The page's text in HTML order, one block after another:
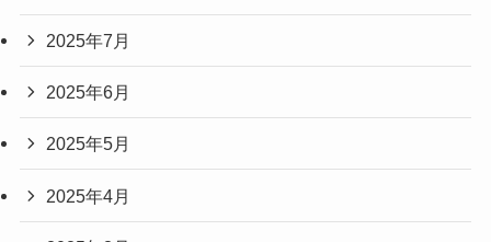
2025年7月
2025年6月
2025年5月
2025年4月